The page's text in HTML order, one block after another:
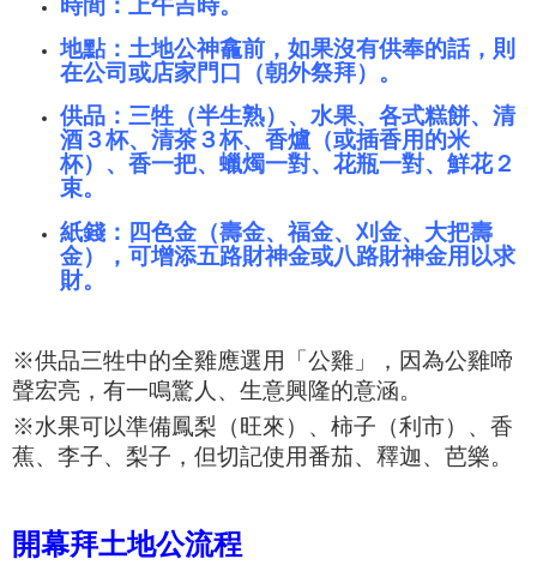
地點： 土地公神龕前，如果沒有供奉的話，則
在公司或店家門口（朝外祭拜）。
供品：三牲（半生熟）、水果、各式糕餅、清
酒３杯、清茶３杯、香爐（或插香用的米
杯）、香一把、蠟燭一對、花瓶一對、鮮花２
束。
紙錢：四色金（壽金、福金、 刈金、大把壽
金），可增添五路財神金或八路財神金用以求
財。
※供品三牲中的全雞應選用「公雞」，因為公雞啼
聲宏亮，有一鳴驚人、生意興隆的意涵。
※水果可以準備鳳梨（旺來）、柿子（利市）、香
蕉、李子、梨子，但切記使用番茄、釋迦、芭樂。
開幕拜土地公流程